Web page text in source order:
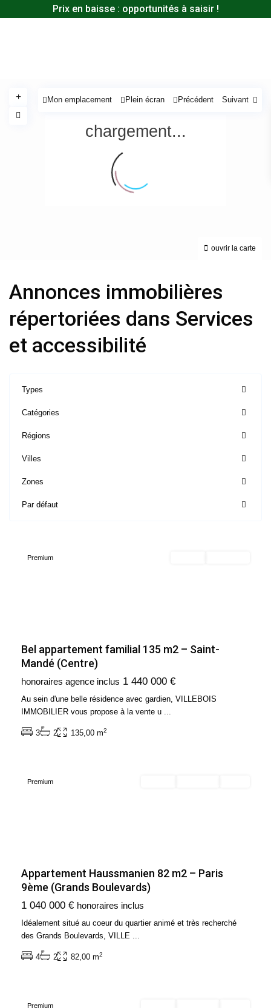
Prix en baisse : opportunités à saisir !
chargement...
ouvrir la carte
Mon emplacement Plein écran Précédent Suivant
Annonces immobilières
répertoriées dans Services
et accessibilité
Types
Catégories
Régions
Villes
Zones
Par défaut
de
Saint-
Mandé
Premium
Bel appartement familial 135 m2 – Saint-
Mandé (Centre)
honoraires agence inclus 1 440 000 €
Au sein d'une belle résidence avec gardien, VILLEBOIS
IMMOBILIER vous propose à la vente u ...
3 2 135,00 m2
Ile
de
France,
Paris
Arrondissement
Premium
Appartement Haussmanien 82 m2 – Paris
9ème (Grands Boulevards)
1 040 000 € honoraires inclus
Idéalement situé au coeur du quartier animé et très recherché
des Grands Boulevards, VILLE ...
4 2 82,00 m2
Ile
de
France,
Paris
Arrondissement
Premium